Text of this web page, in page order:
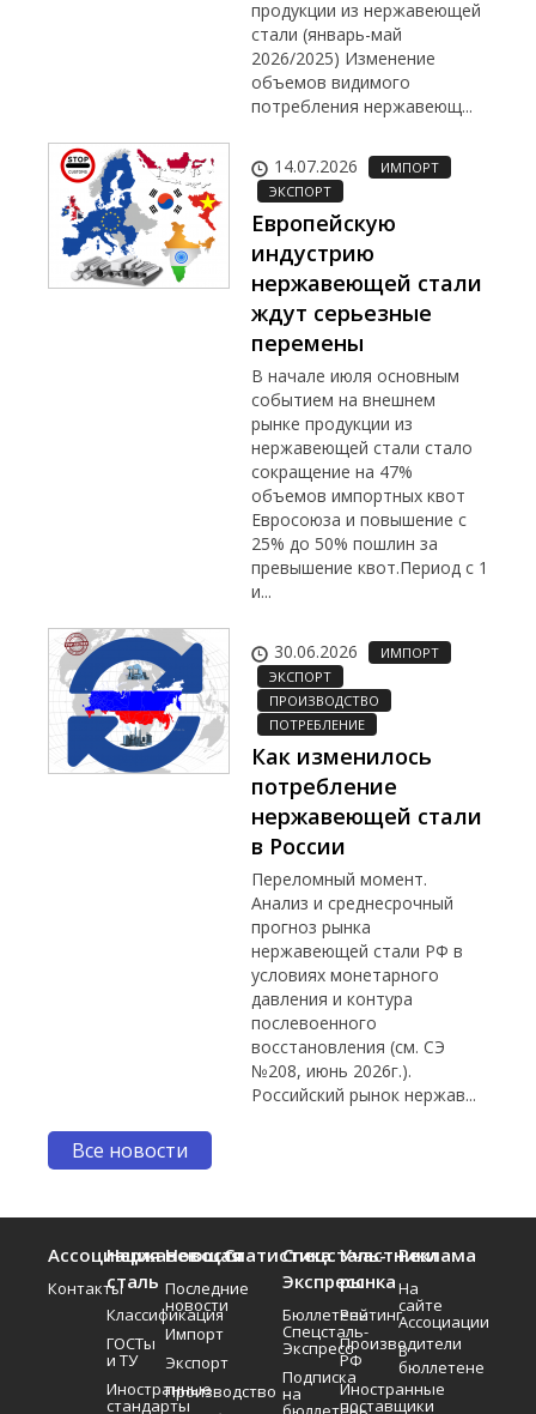
продукции из нержавеющей
стали (январь-май
2026/2025) Изменение
объемов видимого
потребления нержавеющ...
14.07.2026
ИМПОРТ
ЭКСПОРТ
Европейскую
индустрию
нержавеющей стали
ждут серьезные
перемены
В начале июля основным
событием на внешнем
рынке продукции из
нержавеющей стали стало
сокращение на 47%
объемов импортных квот
Евросоюза и повышение с
25% до 50% пошлин за
превышение квот.Период с 1
и...
30.06.2026
ИМПОРТ
ЭКСПОРТ
ПРОИЗВОДСТВО
ПОТРЕБЛЕНИЕ
Как изменилось
потребление
нержавеющей стали
в России
Переломный момент.
Анализ и среднесрочный
прогноз рынка
нержавеющей стали РФ в
условиях монетарного
давления и контура
послевоенного
восстановления (см. СЭ
№208, июнь 2026г.).
Российский рынок нержав...
Все новости
Ассоциация
Контакты
Нержавеющая
сталь
Классификация
ГОСТы
и ТУ
Иностранные
стандарты
Новости
Последние
новости
Импорт
Экспорт
Производство
СтатистикаСпецсталь-
Экспресс
Бюллетень
Спецсталь-
Экспресс
Подписка
на
Участники
рынка
Рейтинг
Производители
РФ
Иностранные
поставщики
Реклама
На
сайте
Ассоциации
В
бюллетене